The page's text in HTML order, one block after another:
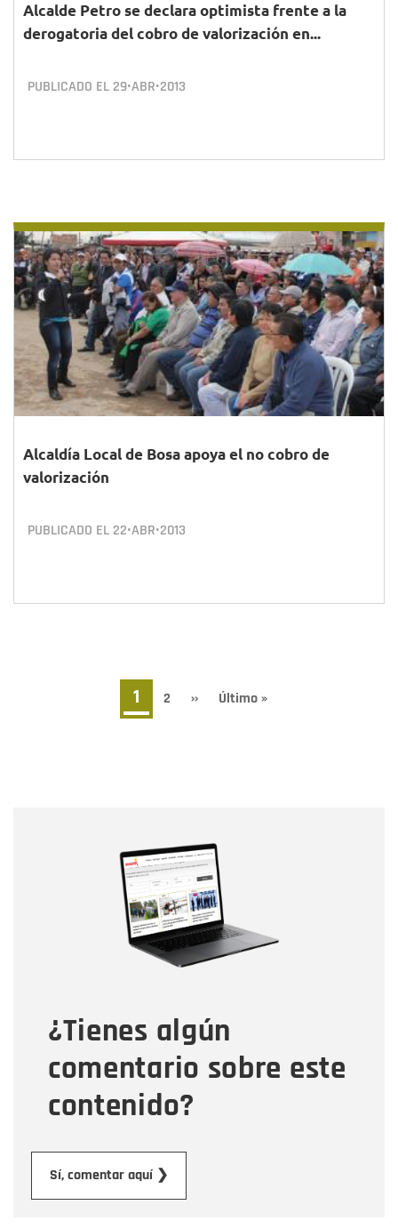
Alcalde Petro se declara optimista frente a la
derogatoria del cobro de valorización en...
PUBLICADO EL 29•ABR•2013
Alcaldía Local de Bosa apoya el no cobro de
valorización
PUBLICADO EL 22•ABR•2013
Página
actual
1 Page
2
Siguiente
››
Última
Último »
¿Tienes algún
comentario sobre este
contenido?
Sí, comentar aquí ❯
Correo electrónico
Tipo de comentario
Mensaje